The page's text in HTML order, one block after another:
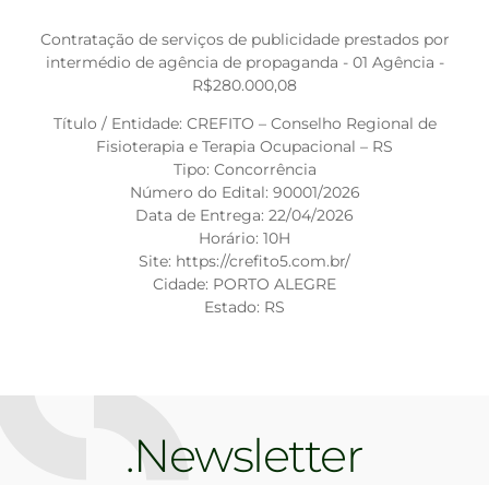
Contratação de serviços de publicidade prestados por
intermédio de agência de propaganda - 01 Agência -
R$280.000,08
Título / Entidade: CREFITO – Conselho Regional de
Fisioterapia e Terapia Ocupacional – RS
Tipo: Concorrência
Número do Edital: 90001/2026
Data de Entrega: 22/04/2026
Horário: 10H
Site: https://crefito5.com.br/
Cidade: PORTO ALEGRE
Estado: RS
Newsletter